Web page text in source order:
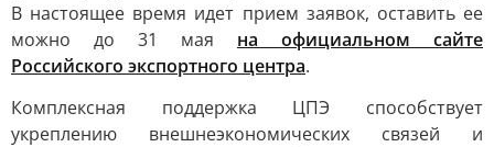
В настоящее время идет прием заявок, оставить ее
можно до 31 мая на официальном сайте
Российского экспортного центра.
Комплексная поддержка ЦПЭ способствует
укреплению внешнеэкономических связей и